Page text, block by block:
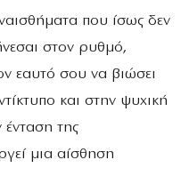
που ίσως δεν
στον ρυθμό,
εαυτό σου να βιώσει
και στην ψυχική
ένταση της
μια αίσθηση